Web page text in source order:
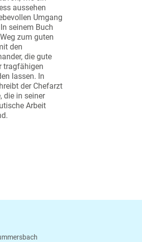
aussehen
Umgang
seinem Buch
zum guten
den
die gute
tragfähigen
lassen. In
der Chefarzt
die in seiner
Arbeit